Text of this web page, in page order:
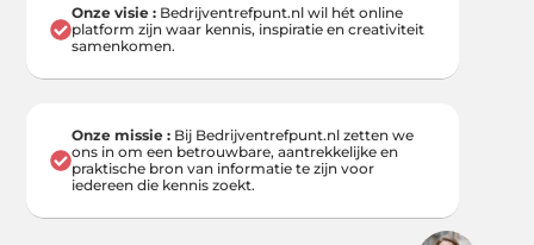
Onze visie : Bedrijventrefpunt.nl wil hét online
platform zijn waar kennis, inspiratie en creativiteit
samenkomen.
Onze missie : Bij Bedrijventrefpunt.nl zetten we
ons in om een betrouwbare, aantrekkelijke en
praktische bron van informatie te zijn voor
iedereen die kennis zoekt.